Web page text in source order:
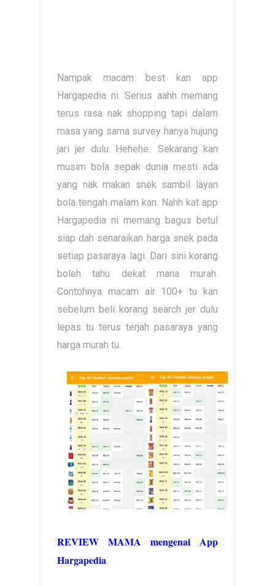
Nampak macam best kan app
Hargapedia ni. Serius aahh memang
terus rasa nak shopping tapi dalam
masa yang sama survey hanya hujung
jari jer dulu. Hehehe.. Sekarang kan
musim bola sepak dunia mesti ada
yang nak makan snek sambil layan
bola tengah malam kan. Nahh kat app
Hargapedia ni memang bagus betul
siap dah senaraikan harga snek pada
setiap pasaraya lagi. Dari sini korang
boleh tahu dekat mana murah.
Contohnya macam air 100+ tu kan
sebelum beli korang search jer dulu
lepas tu terus terjah pasaraya yang
harga murah tu.
REVIEW MAMA mengenai App
Hargapedia